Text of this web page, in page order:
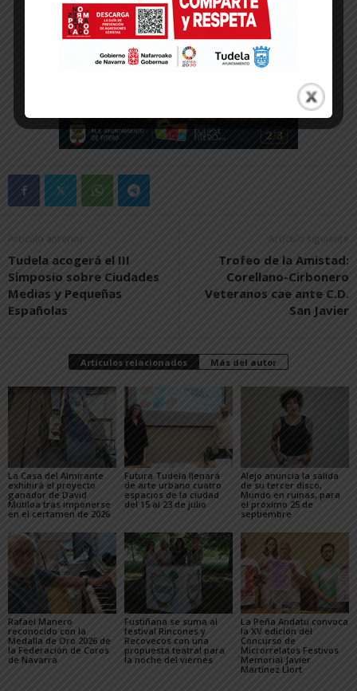
Artículo anterior
Tudela acogerá el III
Simposio sobre Ciudades
Medias y Pequeñas
Españolas
Artículo siguiente
Trofeo de la Amistad:
Corellano-Cirbonero
Veteranos cae ante C.D.
San Javier
Artículos relacionados Más del autor
La Casa del Almirante
exhibirá el proyecto
ganador de David
Mutiloa tras imponerse
en el certamen de 2026
Futura Tudela llenará
de arte urbano cuatro
espacios de la ciudad
del 15 al 23 de julio
Alejo anuncia la salida
de su tercer disco,
Mundo en ruinas, para
el próximo 25 de
septiembre
Rafael Manero
reconocido con la
Medalla de Oro 2026 de
la Federación de Coros
de Navarra
Fustiñana se suma al
festival Rincones y
Recovecos con una
propuesta teatral para
la noche del viernes
La Peña Andatu convoca
la XV edición del
Concurso de
Microrrelatos Festivos
Memorial Javier
Martínez Llort